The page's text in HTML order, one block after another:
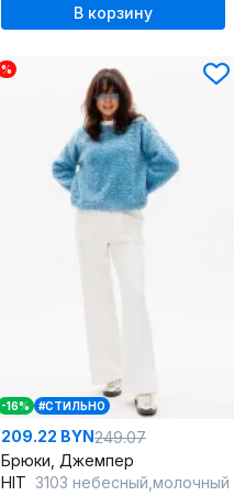
В корзину
%
-16% #СТИЛЬНО
209.22 BYN249.07
Брюки, Джемпер
HIT 3103 небесный,молочный